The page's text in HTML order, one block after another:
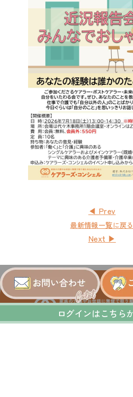
◀ Prev
最新情報一覧に戻る
Next ▶
ログインはこちら